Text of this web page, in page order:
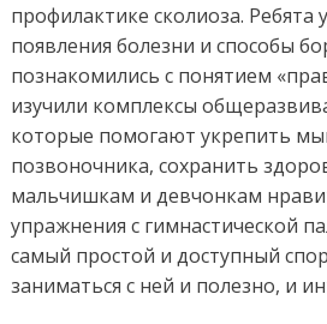
профилактике сколиоза. Ребята
появления болезни и способы
познакомились с понятием
изучили комплексы
которые помогают укрепить
позвоночника, сохранить
мальчишкам и девчонкам
упражнения с гимнастической
самый простой и доступный
заниматься с ней и полезно, и